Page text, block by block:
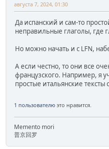
августа 7, 2024, 01:30
Да испанский и сам-то
неправильные глаголы, где
Но можно начать и с LFN,
А если честно, то они все
французского. Например, я
простые итальянские
1 пользователю это нравится.
Memento mori
普京回罗